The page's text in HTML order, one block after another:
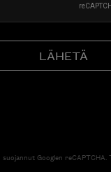
Googlen reCAPTCHA.